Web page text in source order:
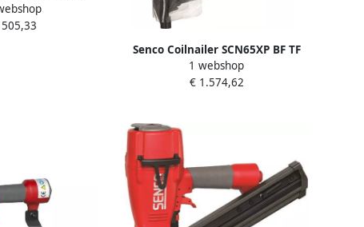
TF 6S2061N
Senco Coilnailer SCN65XP BF TF
50-90mm 2 5 3 16° 542001N
1 webshop
€ 1.574,62